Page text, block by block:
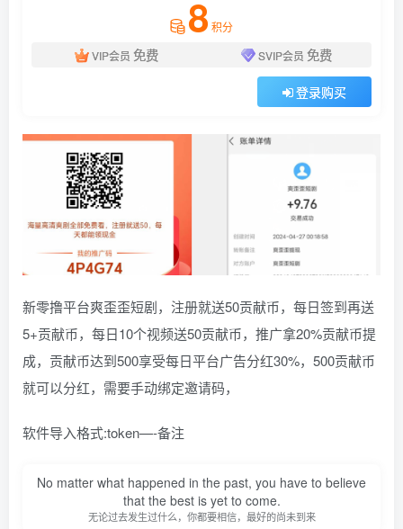
8 积分
VIP会员 免费 SVIP会员 免费
登录购买
新零撸平台爽歪歪短剧，注册就送50贡献币，每日签到再送
5+贡献币，每日10个视频送50贡献币，推广拿20%贡献币提
成，贡献币达到500享受每日平台广告分红30%，500贡献币
就可以分红，需要手动绑定邀请码，
软件导入格式:token—-备注
No matter what happened in the past, you have to believe
that the best is yet to come.
无论过去发生过什么，你都要相信，最好的尚未到来